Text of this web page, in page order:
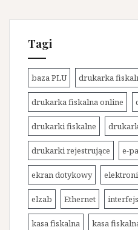
Tagi
baza PLU drukarka
drukarka fiskalna online
drukarki fiskalne
drukarki rejestrujące e-
ekran dotykowy
elzab Ethernet
kasa fiskalna kasa